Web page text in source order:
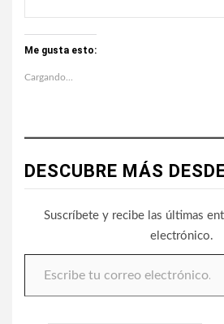
Me gusta esto:
Cargando...
DESCUBRE MÁS
Suscríbete y recibe las últimas
electrónico.
Escribe tu correo electrónico…